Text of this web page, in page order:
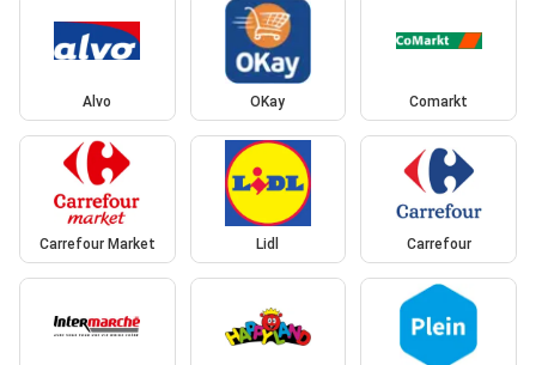
Alvo OKay Comarkt
Carrefour Market Lidl Carrefour